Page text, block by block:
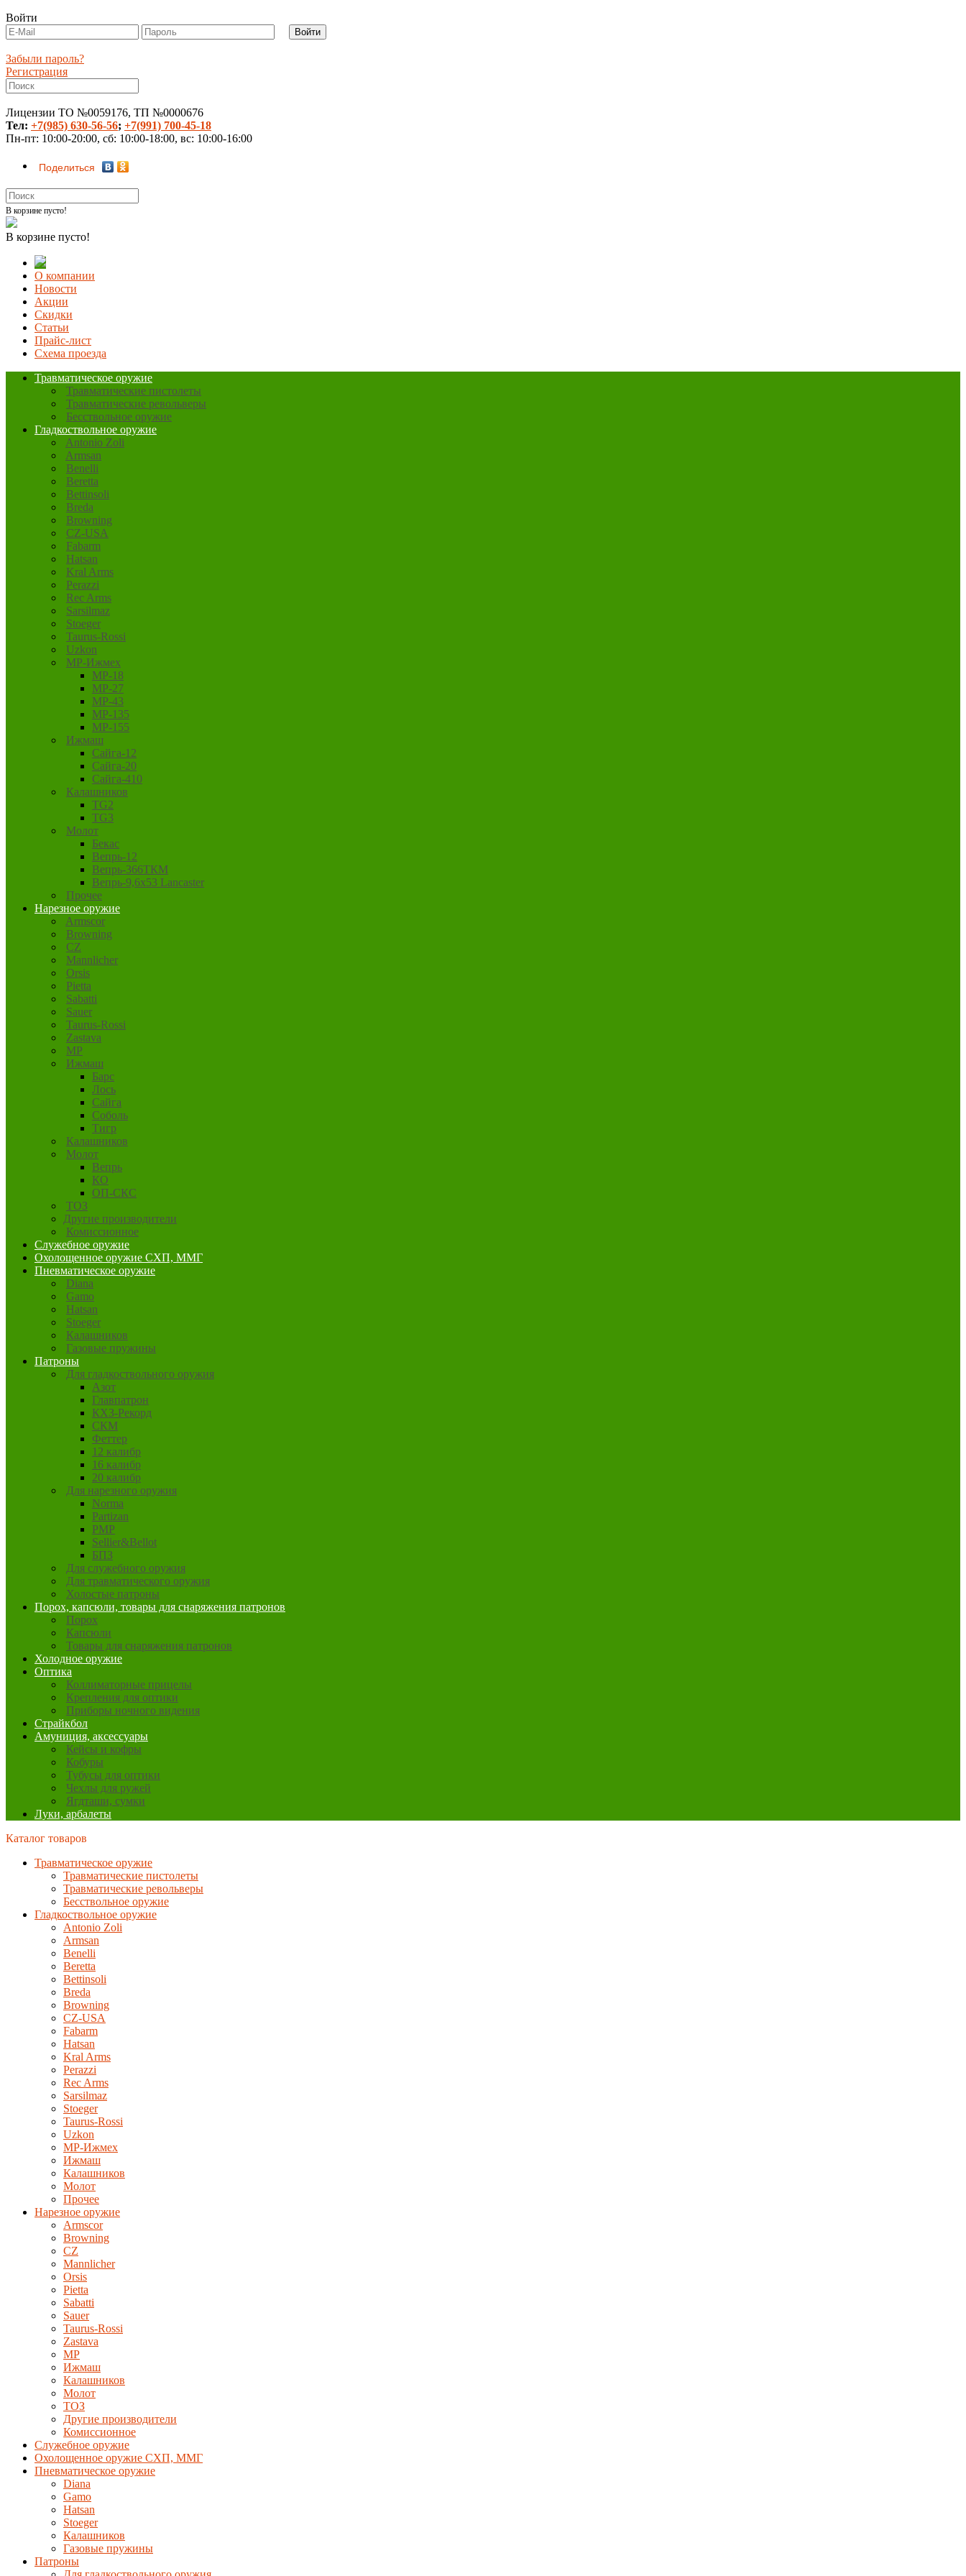
Войти
Забыли пароль?
Регистрация
Лицензии ТО №0059176, ТП №0000676
Тел: +7(985) 630-56-56; +7(991) 700-45-18
Пн-пт: 10:00-20:00, сб: 10:00-18:00, вс: 10:00-16:00
Поделиться
В корзине пусто!
В корзине пусто!
О компании
Новости
Акции
Скидки
Статьи
Прайс-лист
Схема проезда
Травматическое оружие
Травматические пистолеты
Травматические револьверы
Бесствольное оружие
Гладкоствольное оружие
Antonio Zoli
Armsan
Benelli
Beretta
Bettinsoli
Breda
Browning
CZ-USA
Fabarm
Hatsan
Kral Arms
Perazzi
Rec Arms
Sarsilmaz
Stoeger
Taurus-Rossi
Uzkon
MP-Ижмех
MP-18
MP-27
MP-43
MP-135
MP-155
Ижмаш
Сайга-12
Сайга-20
Сайга-410
Калашников
TG2
TG3
Молот
Бекас
Вепрь-12
Вепрь-366ТКМ
Вепрь-9,6х53 Lancaster
Прочее
Нарезное оружие
Armscor
Browning
CZ
Mannlicher
Orsis
Pietta
Sabatti
Sauer
Taurus-Rossi
Zastava
MP
Ижмаш
Барс
Лось
Сайга
Соболь
Тигр
Калашников
Молот
Вепрь
КО
ОП-СКС
ТОЗ
Другие производители
Комиссионное
Служебное оружие
Охолощенное оружие СХП, ММГ
Пневматическое оружие
Diana
Gamo
Hatsan
Stoeger
Калашников
Газовые пружины
Патроны
Для гладкоствольного оружия
Азот
Главпатрон
КХЗ-Рекорд
СКМ
Феттер
12 калибр
16 калибр
20 калибр
Для нарезного оружия
Norma
Partizan
PMP
Sellier&Bellot
БПЗ
Для служебного оружия
Для травматического оружия
Холостые патроны
Порох, капсюли, товары для снаряжения патронов
Порох
Капсюли
Товары для снаряжения патронов
Холодное оружие
Оптика
Коллиматорные прицелы
Крепления для оптики
Приборы ночного видения
Страйкбол
Амуниция, аксессуары
Кейсы и кофры
Кобуры
Тубусы для оптики
Чехлы для ружей
Ягдташи, сумки
Луки, арбалеты
Каталог товаров
Травматическое оружие
Травматические пистолеты
Травматические револьверы
Бесствольное оружие
Гладкоствольное оружие
Antonio Zoli
Armsan
Benelli
Beretta
Bettinsoli
Breda
Browning
CZ-USA
Fabarm
Hatsan
Kral Arms
Perazzi
Rec Arms
Sarsilmaz
Stoeger
Taurus-Rossi
Uzkon
MP-Ижмех
Ижмаш
Калашников
Молот
Прочее
Нарезное оружие
Armscor
Browning
CZ
Mannlicher
Orsis
Pietta
Sabatti
Sauer
Taurus-Rossi
Zastava
MP
Ижмаш
Калашников
Молот
ТОЗ
Другие производители
Комиссионное
Служебное оружие
Охолощенное оружие СХП, ММГ
Пневматическое оружие
Diana
Gamo
Hatsan
Stoeger
Калашников
Газовые пружины
Патроны